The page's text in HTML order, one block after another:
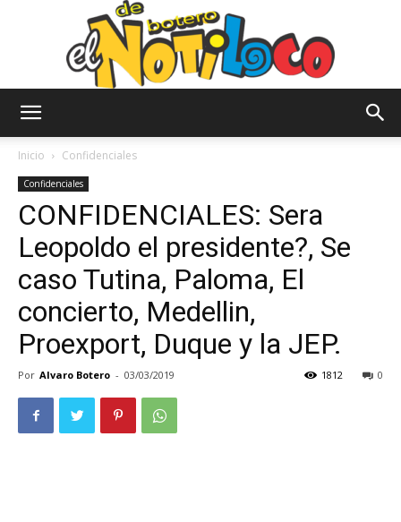
Notiloco
de
Inicio Confidenciales
Confidenciales
CONFIDENCIALES: Sera
Leopoldo el presidente?, Se
caso Tutina, Paloma, El
concierto, Medellin,
Proexport, Duque y la JEP.
Por Alvaro Botero - 03/03/2019 0
1812